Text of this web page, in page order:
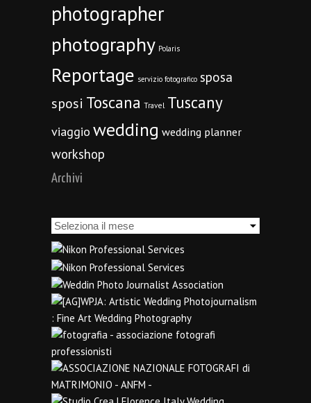
photographer
photography Polaris
Reportage servizio fotografico sposa
sposi Toscana Travel Tuscany
viaggio wedding wedding planner
workshop
Archivi
Archivi